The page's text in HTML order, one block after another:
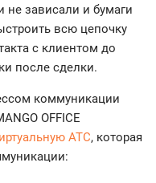
не зависали и бумаги
всю цепочку
с клиентом до
после сделки.
коммуникации
OFFICE
АТС, которая